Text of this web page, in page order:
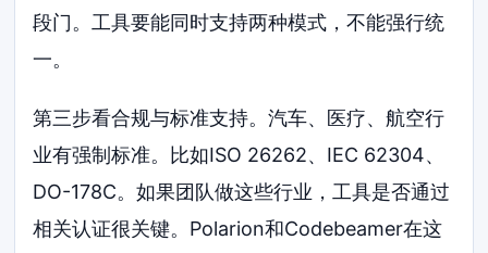
段门。工具要能同时支持两种模式，不能强行统
一。
第三步看合规与标准支持。汽车、医疗、航空行
业有强制标准。比如ISO 26262、IEC 62304、
DO-178C。如果团队做这些行业，工具是否通过
相关认证很关键。Polarion和Codebeamer在这